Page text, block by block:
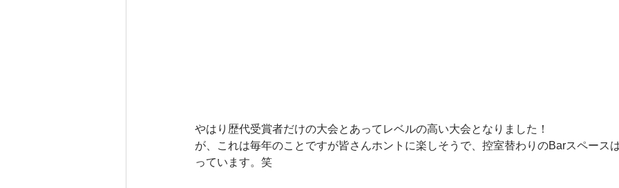
やはり歴代受賞者だけの大会とあってレベルの高い大会となりました！
が、これは毎年のことですが皆さんホントに楽しそうで、控室替わりのBarスペース
っています。笑